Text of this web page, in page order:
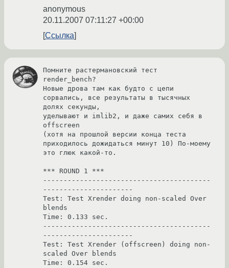
anonymous
20.11.2007 07:11:27 +00:00
Ссылка
Помните растермановский тест
render_bench?
Новые дрова там как будто с цепи
сорвались, все результаты в тысячных
долях секунды,
уделывают и imlib2, и даже самих себя в
offscreen
(хотя на прошлой версии конца теста
приходилось дожидаться минут 10) По-моему
это глюк какой-то.
*** ROUND 1 ***
-----------------------------------------
----------------------
Test: Test Xrender doing non-scaled Over
blends
Time: 0.133 sec.
-----------------------------------------
----------------------
Test: Test Xrender (offscreen) doing non-
scaled Over blends
Time: 0.154 sec.